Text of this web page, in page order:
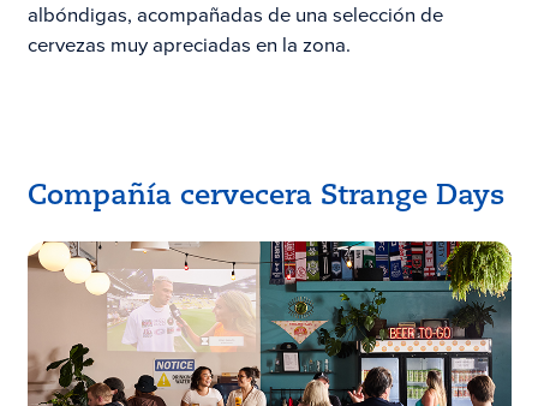
albóndigas, acompañadas de una selección de
cervezas muy apreciadas en la zona.
Compañía cervecera Strange Days